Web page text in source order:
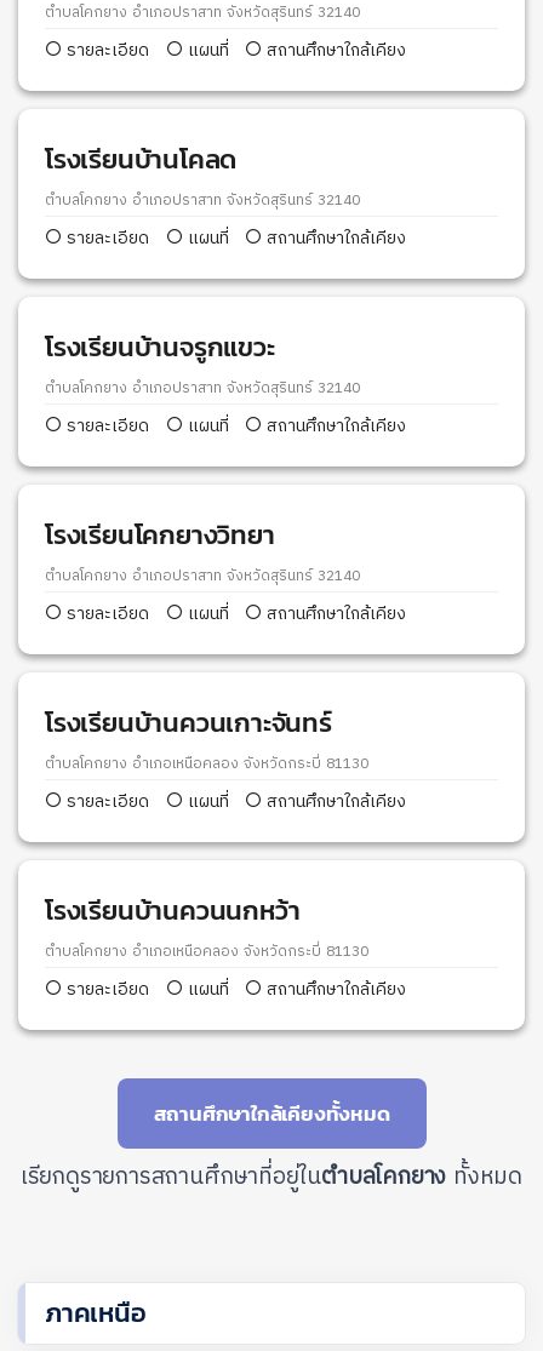
ตำบลโคกยาง อำเภอปราสาท จังหวัดสุรินทร์ 32140
รายละเอียด แผนที่ สถานศึกษาใกล้เคียง
โรงเรียนบ้านโคลด
ตำบลโคกยาง อำเภอปราสาท จังหวัดสุรินทร์ 32140
รายละเอียด แผนที่ สถานศึกษาใกล้เคียง
โรงเรียนบ้านจรูกแขวะ
ตำบลโคกยาง อำเภอปราสาท จังหวัดสุรินทร์ 32140
รายละเอียด แผนที่ สถานศึกษาใกล้เคียง
โรงเรียนโคกยางวิทยา
ตำบลโคกยาง อำเภอปราสาท จังหวัดสุรินทร์ 32140
รายละเอียด แผนที่ สถานศึกษาใกล้เคียง
โรงเรียนบ้านควนเกาะจันทร์
ตำบลโคกยาง อำเภอเหนือคลอง จังหวัดกระบี่ 81130
รายละเอียด แผนที่ สถานศึกษาใกล้เคียง
โรงเรียนบ้านควนนกหว้า
ตำบลโคกยาง อำเภอเหนือคลอง จังหวัดกระบี่ 81130
รายละเอียด แผนที่ สถานศึกษาใกล้เคียง
สถานศึกษาใกล้เคียงทั้งหมด
เรียกดูรายการสถานศึกษาที่อยู่ในตำบลโคกยาง ทั้งหมด
ภาคเหนือ